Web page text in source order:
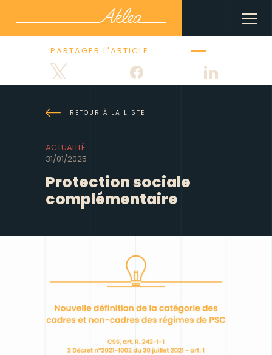
RETOUR À LA LISTE
ACTUALITÉ
31/01/2025
Protection sociale
complémentaire
PARTAGER L'ARTICLE
Partagez Partagez